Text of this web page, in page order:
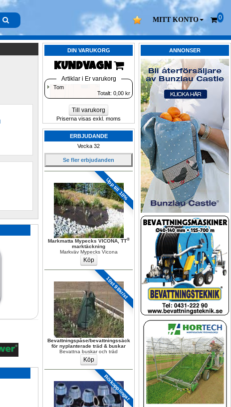
MITT KONTO 0
ANNONSER
DIN VARUKORG
KUNDVAGN
Artiklar i Er varukorg
Tom
Totalt: 0,00 kr
Till varukorg
Priserna visas exkl. moms
ERBJUDANDE
Vecka 32
Se fler erbjudanden
Upp till 10%
Markmatta Mypecks VICONA, TT®
marktäckning
Markväv Mypecks Vicona
10st 98kr/st
Bevattningspåse/bevattningssäck
för nyplanterade träd & buskar
Bevattna buskar och träd
Rörkopplingar